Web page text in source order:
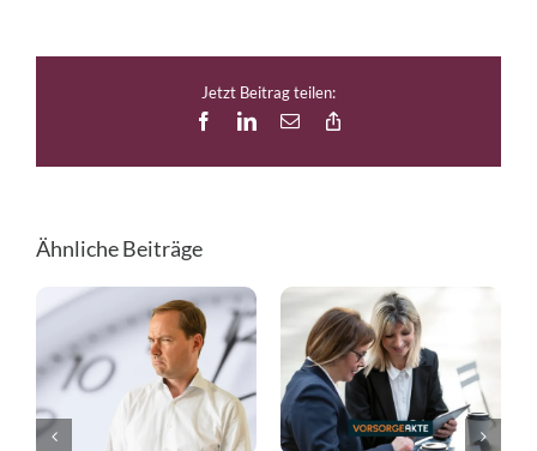
Jetzt Beitrag teilen:
FacebookLinkedIn
E-
Ähnliche Beiträge